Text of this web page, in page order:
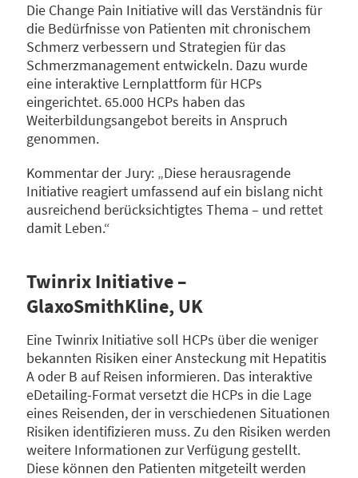
Die Change Pain Initiative will das Verständnis für
die Bedürfnisse von Patienten mit chronischem
Schmerz verbessern und Strategien für das
Schmerzmanagement entwickeln. Dazu wurde
eine interaktive Lernplattform für HCPs
eingerichtet. 65.000 HCPs haben das
Weiterbildungsangebot bereits in Anspruch
genommen.
Kommentar der Jury: „Diese herausragende
Initiative reagiert umfassend auf ein bislang nicht
ausreichend berücksichtigtes Thema – und rettet
damit Leben.“
Twinrix Initiative –
GlaxoSmithKline, UK
Eine Twinrix Initiative soll HCPs über die weniger
bekannten Risiken einer Ansteckung mit Hepatitis
A oder B auf Reisen informieren. Das interaktive
eDetailing-Format versetzt die HCPs in die Lage
eines Reisenden, der in verschiedenen Situationen
Risiken identifizieren muss. Zu den Risiken werden
weitere Informationen zur Verfügung gestellt.
Diese können den Patienten mitgeteilt werden